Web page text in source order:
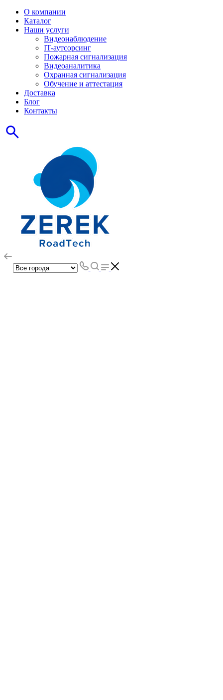
О компании
Каталог
Наши услуги
Видеонаблюдение
IT-аутсорсинг
Пожарная сигнализация
Видеоаналитика
Охранная сигнализация
Обучение и аттестация
Доставка
Блог
Контакты